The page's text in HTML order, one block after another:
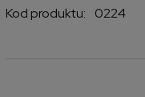
Kod produktu:
0224